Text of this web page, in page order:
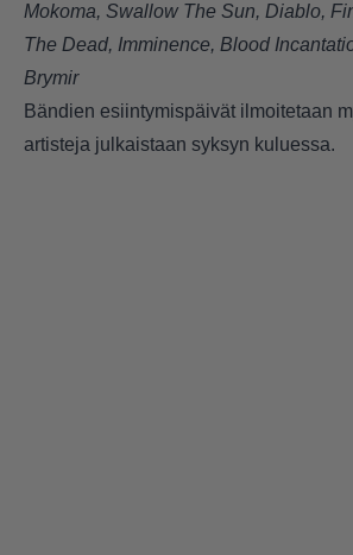
Mokoma, Swallow The Sun, Diablo,
The Dead, Imminence, Blood
Brymir
Bändien esiintymispäivät ilmoitetaan
artisteja julkaistaan syksyn kuluessa.